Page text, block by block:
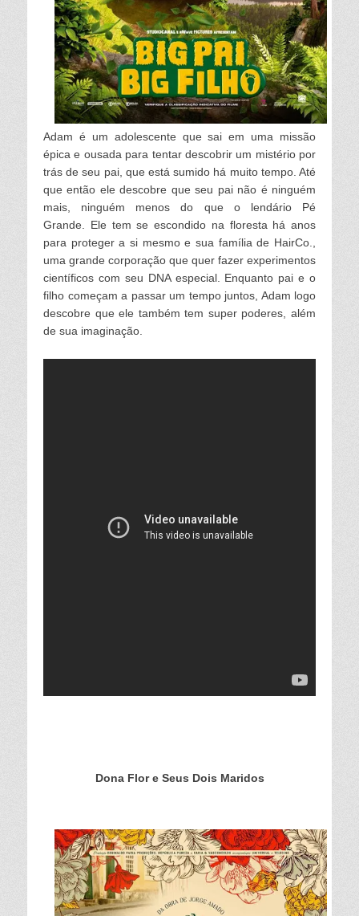
Adam é um adolescente que sai em uma missão
épica e ousada para tentar descobrir um mistério por
trás de seu pai, que está sumido há muito tempo. Até
que então ele descobre que seu pai não é ninguém
mais, ninguém menos do que o lendário Pé
Grande. Ele tem se escondido na floresta há anos
para proteger a si mesmo e sua família de HairCo.,
uma grande corporação que quer fazer experimentos
científicos com seu DNA especial. Enquanto pai e o
filho começam a passar um tempo juntos, Adam logo
descobre que ele também tem super poderes, além
de sua imaginação.
Dona Flor e Seus Dois Maridos